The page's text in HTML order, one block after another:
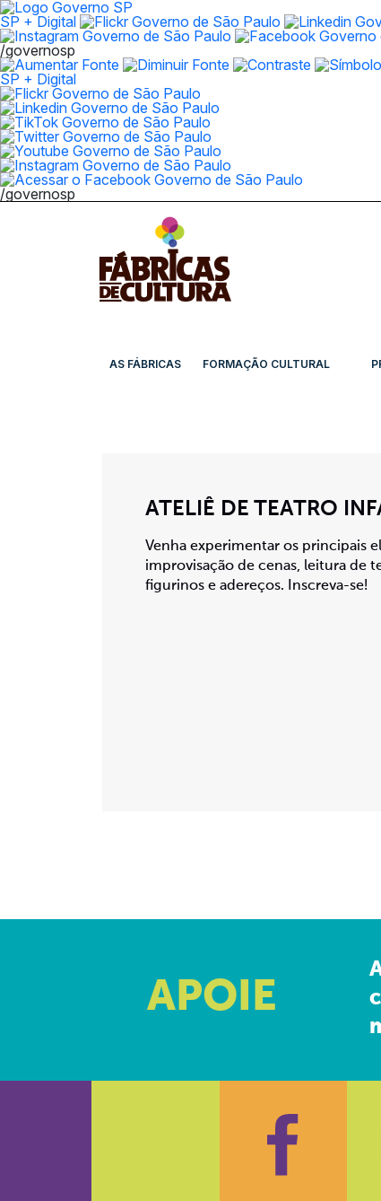
SP + Digital
/governosp
SP + Digital
/governosp
AS FÁBRICAS FORMAÇÃO CULTURAL
ATELIÊ DE TEATRO
Venha experimentar os principais
improvisação de cenas, leitura de
figurinos e adereços. Inscreva-se!
APOIE